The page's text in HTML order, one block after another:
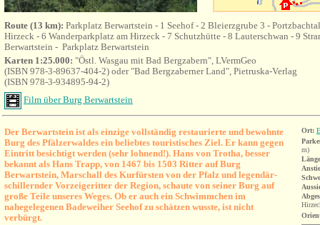
Route (13 km): Parkplatz Berwartstein - 1 Seehof - 2 Bleierzgrube 3 -
Hirzeck - 6 Wanderparkplatz am Hirzeck - 7 Schutzhütte - 8 Lauterschwan - 9
Berwartstein - Parkplatz Berwartstein
Karten 1:25.000: "Östl. Wasgau mit Bad Bergzabern", LVermGeo
(ISBN 978-3-89637-404-2) oder "Bad Bergzaberner Land", Pietruska-Verlag
(ISBN 978-3-934895-94-2)
Film über Burg Berwartstein
Der Berwartstein ist als einzige vollständig restaurierte und bewohnte
Burg des Pfälzerwaldes ein beliebtes touristisches Ziel. Er kann gegen
Eintritt besichtigt werden (sehr lohnend!). Hans von Trotha, besser
bekannt als Hans Trapp, von 1467 bis 1503 Ritter auf Burg
Berwartstein, Marschall des Kurfürsten von der Pfalz und legendär-
schillernder Vorzeigeritter der Region, schaute von seiner Burg auf
große Teile unseres Weges. Ob er auch ein Schwimmchen im
nahegelegenen Badeweiher Seehof zu schätzen wusste, ist nicht
verbürgt.
Ort:
m)